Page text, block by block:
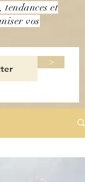
tendances et
vos
>